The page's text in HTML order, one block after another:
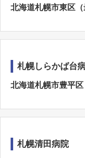
北海道札幌市東区
札幌しらかば台
北海道札幌市豊平
札幌清田病院